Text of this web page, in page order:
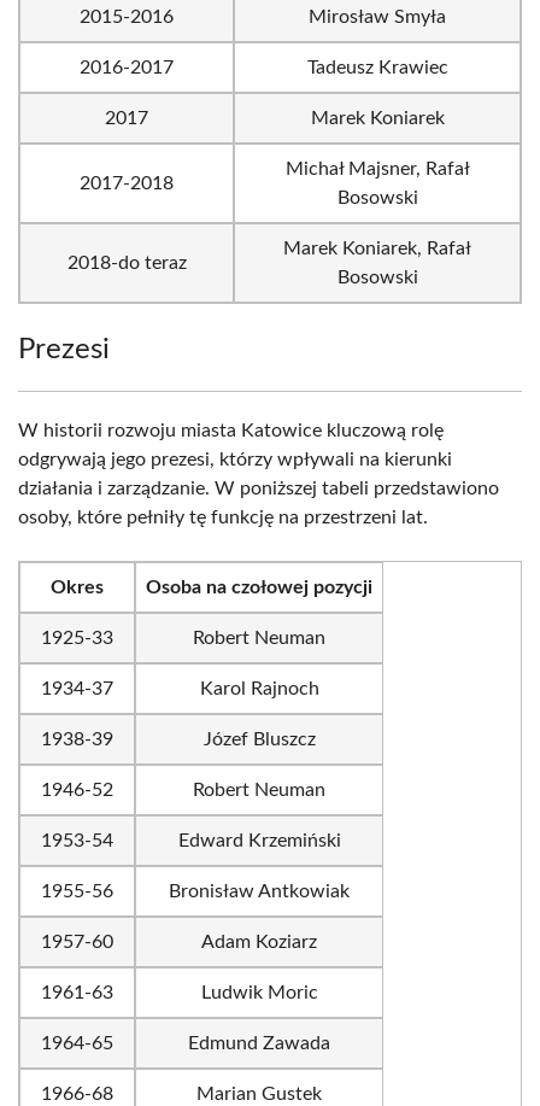
2015-2016 Mirosław Smyła
2016-2017 Tadeusz Krawiec
2017 Marek Koniarek
2017-2018
Michał Majsner, Rafał
Bosowski
2018-do teraz
Marek Koniarek, Rafał
Bosowski
Prezesi
W historii rozwoju miasta Katowice kluczową rolę
odgrywają jego prezesi, którzy wpływali na kierunki
działania i zarządzanie. W poniższej tabeli przedstawiono
osoby, które pełniły tę funkcję na przestrzeni lat.
Okres Osoba na czołowej pozycji
1925-33 Robert Neuman
1934-37 Karol Rajnoch
1938-39 Józef Bluszcz
1946-52 Robert Neuman
1953-54 Edward Krzemiński
1955-56 Bronisław Antkowiak
1957-60 Adam Koziarz
1961-63 Ludwik Moric
1964-65 Edmund Zawada
1966-68 Marian Gustek